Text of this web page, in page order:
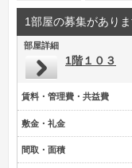
1部屋の募集があり
部屋詳細
1階１０３
賃料・管理費・共益費
敷金・礼金
間取・面積